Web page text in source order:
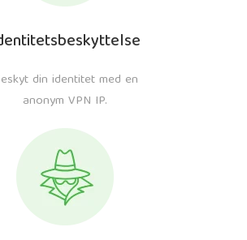
din identitet med en
anonym VPN IP.